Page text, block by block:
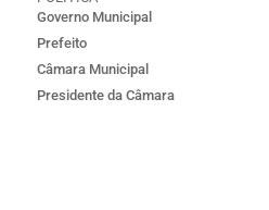
Governo Municipal
Prefeito
Câmara Municipal
Presidente da Câmara